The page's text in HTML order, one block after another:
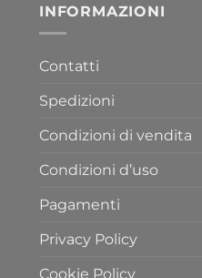
INFORMAZIONI
Contatti
Spedizioni
Condizioni di vendita
Condizioni d’uso
Pagamenti
Privacy Policy
Cookie Policy